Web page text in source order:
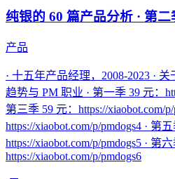
纯银的 60 篇产品分析 · 第二
产品
· 十五年产品经理，2008-2023 ·
趋势与 PM 职业 · 第一季 39 元：
第三季 59 元：https://xiaobot.com/p/
https://xiaobot.com/p/pmdogs4 · 第五
https://xiaobot.com/p/pmdogs5 · 第
https://xiaobot.com/p/pmdogs6